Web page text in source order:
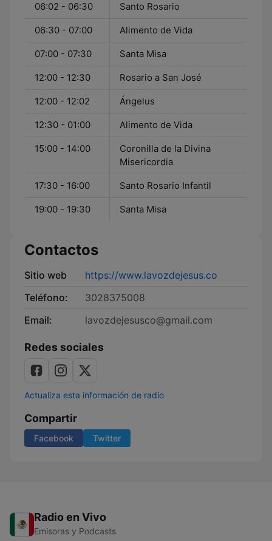
06:02 - 06:30 Santo Rosario
06:30 - 07:00 Alimento de Vida
07:00 - 07:30 Santa Misa
12:00 - 12:30 Rosario a San José
12:00 - 12:02 Ángelus
12:30 - 01:00 Alimento de Vida
15:00 - 14:00
Coronilla de la Divina
Misericordia
17:30 - 16:00 Santo Rosario Infantil
19:00 - 19:30 Santa Misa
Contactos
Sitio web
https://www.lavozdejesus.co
Teléfono:
3028375008
Email:
lavozdejesusco@gmail.com
Redes sociales
Actualiza esta información de radio
Compartir
Facebook Twitter
Radio en Vivo
Emisoras y Podcasts